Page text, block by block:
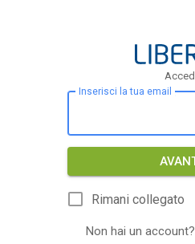
Inserisci la tua email
Rimani collegato
Non hai un account?